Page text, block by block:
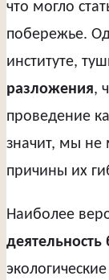
что могло
побережье.
институте,
разложения,
проведение
значит, мы не
причины их
Наиболее
деятельность